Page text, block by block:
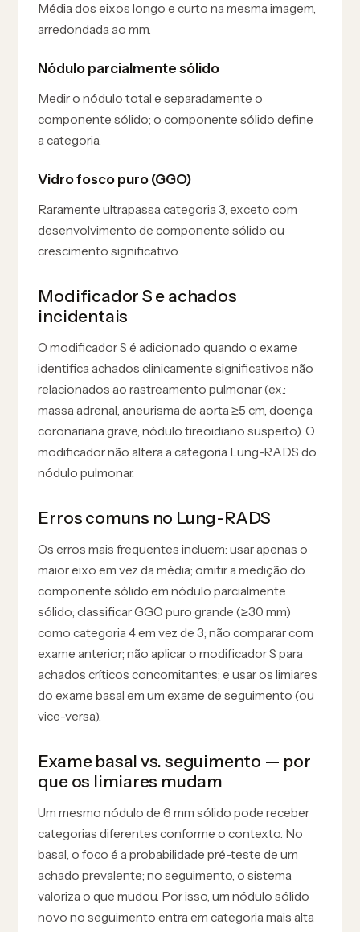
Média dos eixos longo e curto na mesma imagem,
arredondada ao mm.
Nódulo parcialmente sólido
Medir o nódulo total e separadamente o
componente sólido; o componente sólido define
a categoria.
Vidro fosco puro (GGO)
Raramente ultrapassa categoria 3, exceto com
desenvolvimento de componente sólido ou
crescimento significativo.
Modificador S e achados
incidentais
O modificador S é adicionado quando o exame
identifica achados clinicamente significativos não
relacionados ao rastreamento pulmonar (ex.:
massa adrenal, aneurisma de aorta ≥5 cm, doença
coronariana grave, nódulo tireoidiano suspeito). O
modificador não altera a categoria Lung-RADS do
nódulo pulmonar.
Erros comuns no Lung-RADS
Os erros mais frequentes incluem: usar apenas o
maior eixo em vez da média; omitir a medição do
componente sólido em nódulo parcialmente
sólido; classificar GGO puro grande (≥30 mm)
como categoria 4 em vez de 3; não comparar com
exame anterior; não aplicar o modificador S para
achados críticos concomitantes; e usar os limiares
do exame basal em um exame de seguimento (ou
vice-versa).
Exame basal vs. seguimento — por
que os limiares mudam
Um mesmo nódulo de 6 mm sólido pode receber
categorias diferentes conforme o contexto. No
basal, o foco é a probabilidade pré-teste de um
achado prevalente; no seguimento, o sistema
valoriza o que mudou. Por isso, um nódulo sólido
novo no seguimento entra em categoria mais alta